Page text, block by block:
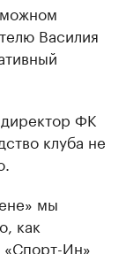
Василия
ФК
клуба не
мы
как
«Спорт-Ин»